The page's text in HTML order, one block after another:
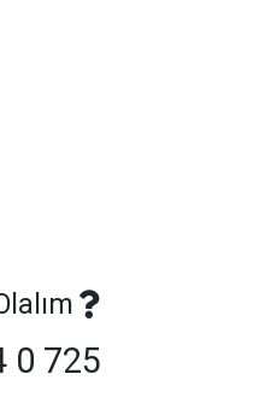
0 725